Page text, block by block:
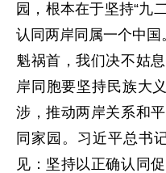
园，根本在于坚持“九
认同两岸同属一个中国
魁祸首，我们决不姑
岸同胞要坚持民族大
涉，推动两岸关系和
同家园。习近平总书
见：坚持以正确认同